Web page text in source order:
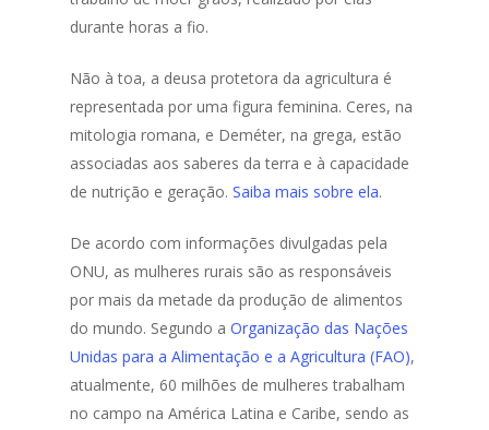
durante horas a fio.
Não à toa, a deusa protetora da agricultura é
representada por uma figura feminina. Ceres, na
mitologia romana, e Deméter, na grega, estão
associadas aos saberes da terra e à capacidade
de nutrição e geração. Saiba mais sobre ela.
De acordo com informações divulgadas pela
ONU, as mulheres rurais são as responsáveis
por mais da metade da produção de alimentos
do mundo. Segundo a Organização das Nações
Unidas para a Alimentação e a Agricultura (FAO),
atualmente, 60 milhões de mulheres trabalham
no campo na América Latina e Caribe, sendo as